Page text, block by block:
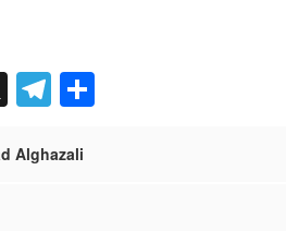
X Telegram
Alghazali